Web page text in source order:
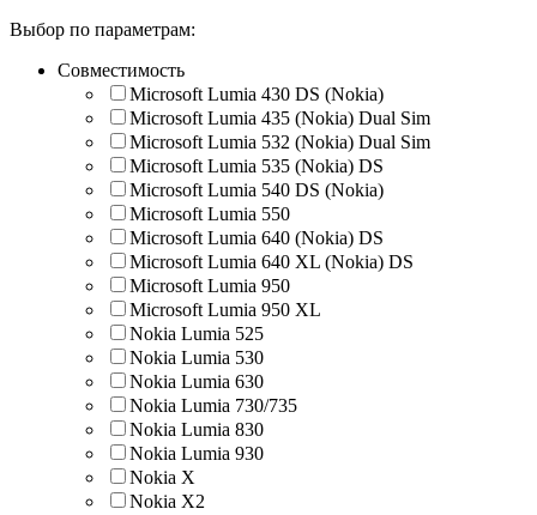
Выбор по параметрам:
Совместимость
Microsoft Lumia 430 DS (Nokia)
Microsoft Lumia 435 (Nokia) Dual Sim
Microsoft Lumia 532 (Nokia) Dual Sim
Microsoft Lumia 535 (Nokia) DS
Microsoft Lumia 540 DS (Nokia)
Microsoft Lumia 550
Microsoft Lumia 640 (Nokia) DS
Microsoft Lumia 640 XL (Nokia) DS
Microsoft Lumia 950
Microsoft Lumia 950 XL
Nokia Lumia 525
Nokia Lumia 530
Nokia Lumia 630
Nokia Lumia 730/735
Nokia Lumia 830
Nokia Lumia 930
Nokia X
Nokia X2